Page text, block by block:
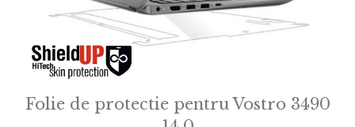
Folie de protectie pentru Vostro 3490